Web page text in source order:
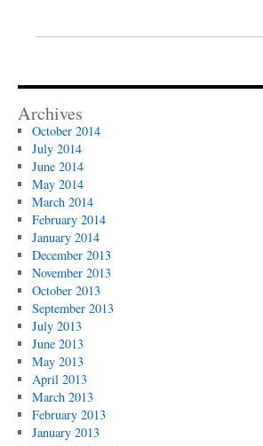
Archives
October 2014
July 2014
June 2014
May 2014
March 2014
February 2014
January 2014
December 2013
November 2013
October 2013
September 2013
July 2013
June 2013
May 2013
April 2013
March 2013
February 2013
January 2013